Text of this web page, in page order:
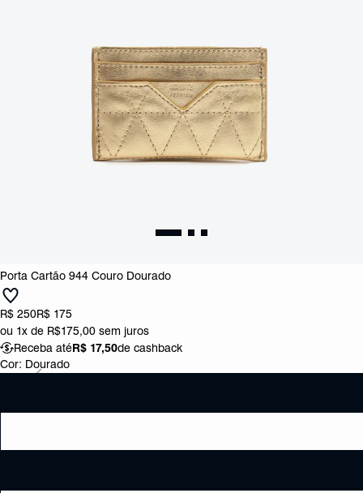
Porta Cartão 944 Couro Dourado
R$ 250R$ 175
ou 1x de R$175,00 sem juros
Receba atéR$ 17,50de cashback
Cor: Dourado